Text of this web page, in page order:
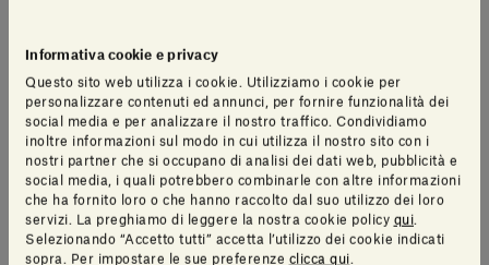
Informativa cookie e privacy
Questo sito web utilizza i cookie. Utilizziamo i cookie per
personalizzare contenuti ed annunci, per fornire funzionalità dei
social media e per analizzare il nostro traffico. Condividiamo
inoltre informazioni sul modo in cui utilizza il nostro sito con i
nostri partner che si occupano di analisi dei dati web, pubblicità e
social media, i quali potrebbero combinarle con altre informazioni
che ha fornito loro o che hanno raccolto dal suo utilizzo dei loro
servizi. La preghiamo di leggere la nostra cookie policy qui
Selezionando “Accetto tutti” accetta l’utilizzo dei cookie indicati
sopra. Per impostare le sue preferenze clicca qui
l’occhio all’ecosostenibilità poichè realizzato con il 30%
di vetro riciclato verniciato ad acqua totalmente
atossica.
La superficie riflettente che compone l’elegante Mirari è
studiata appositamente per un effetto retroilluminato: il
bordo dello specchio è rifinito con una morbida